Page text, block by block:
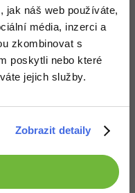
jak náš web používáte,
média, inzerci a
zkombinovat s
poskytli nebo které
jejich služby.
Zobrazit detaily
INFO »
byly zdejší diskuze co
přispívat pouze
do diskuze se
se